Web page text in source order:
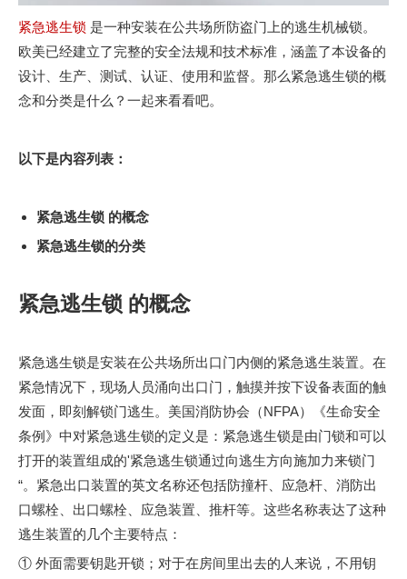
紧急逃生锁的介绍和使用范围
紧急逃生锁，顾名思义，是一种在紧急情况下能在消防出口安
紧急逃生锁的概念和分类
紧急逃生锁是安装在公共场所防盗门上的逃生机械锁。欧美已
紧急逃生锁 是一种安装在公共场所防盗门上的逃生机械锁。
欧美已经建立了完整的安全法规和技术标准，涵盖了本设备的
设计、生产、测试​​、认证、使用和监督。那么紧急逃生锁的概
念和分类是什么？一起来看看吧。
以下是内容列表：
紧急逃生锁 的概念
紧急逃生锁的分类
紧急逃生锁 的概念
紧急逃生锁是安装在公共场所出口门内侧的紧急逃生装置。在
紧急情况下，现场人员涌向出口门，触摸并按下设备表面的触
发面，即刻解锁门逃生。美国消防协会（NFPA）《生命安全
条例》中对紧急逃生锁的定义是：紧急逃生锁是由门锁和可以
打开的装置组成的'紧急逃生锁通过向逃生方向施加力来锁门
“。紧急出口装置的英文名称还包括防撞杆、应急杆、消防出
口螺栓、出口螺栓、应急装置、推杆等。这些名称表达了这种
逃生装置的几个主要特点：
① 外面需要钥匙开锁；对于在房间里出去的人来说，不用钥